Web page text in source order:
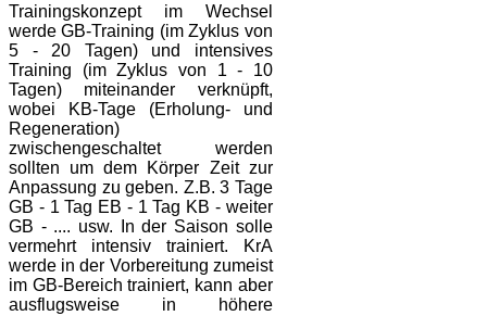
Trainingskonzept im Wechsel
werde GB-Training (im Zyklus von
5 - 20 Tagen) und intensives
Training (im Zyklus von 1 - 10
Tagen) miteinander verknüpft,
wobei KB-Tage (Erholung- und
Regeneration)
zwischengeschaltet werden
sollten um dem Körper Zeit zur
Anpassung zu geben. Z.B. 3 Tage
GB - 1 Tag EB - 1 Tag KB - weiter
GB - .... usw. In der Saison solle
vermehrt intensiv trainiert. KrA
werde in der Vorbereitung zumeist
im GB-Bereich trainiert, kann aber
ausflugsweise in höhere